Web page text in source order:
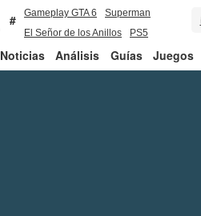
Gameplay GTA 6
Superman
El Señor de los Anillos
PS5
Noticias Análisis Guías Juegos